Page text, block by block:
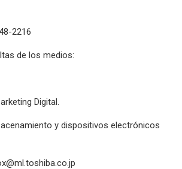
2216
de los medios:
Digital.
y dispositivos electrónicos